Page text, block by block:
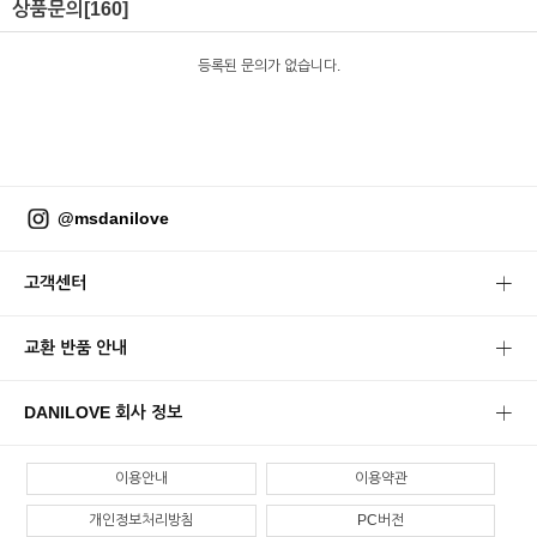
상품문의 [160]
등록된 문의가 없습니다.
@msdanilove
고객센터
교환 반품 안내
DANILOVE 회사 정보
이용안내 이용약관
개인정보처리방침 PC버전